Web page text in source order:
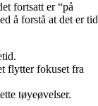
fortsatt er “på
å forstå at det er tid
flytter fokuset fra
tøyeøvelser.